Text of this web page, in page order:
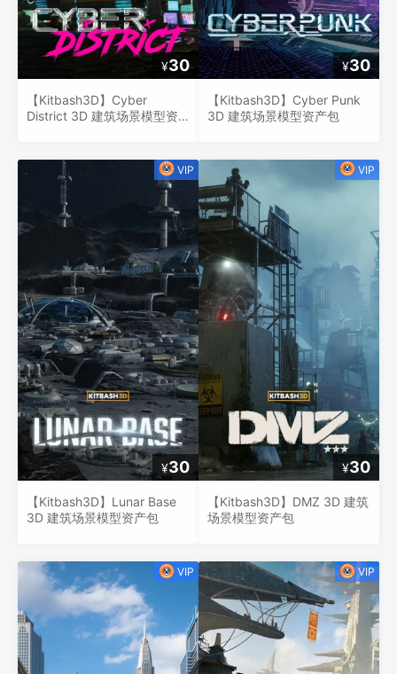
¥30
【Kitbash3D】Cyber
District 3D 建筑场景模型资
¥30
【Kitbash3D】Lunar Base
3D 建筑场景模型资产包
¥30
【Kitbash3D】Cyber Punk
3D 建筑场景模型资产包
¥30
【Kitbash3D】DMZ 3D 建筑
场景模型资产包